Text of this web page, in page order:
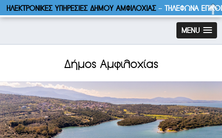
MENU
Δήμος Αμφιλοχίας
ΗΛΕΚΤΡΟΝΙΚΕΣ ΥΠΗΡΕΣΙΕΣ ΔΗΜΟΥ ΑΜΦΙΛΟΧΙΑΣ– ΤΗΛΕΦΩΝΑ